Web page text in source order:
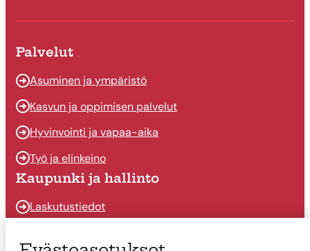
Palvelut
Asuminen ja ympäristö
Kasvun ja oppimisen palvelut
Hyvinvointi ja vapaa-aika
Työ ja elinkeino
Kaupunki ja hallinto
Laskutustiedot